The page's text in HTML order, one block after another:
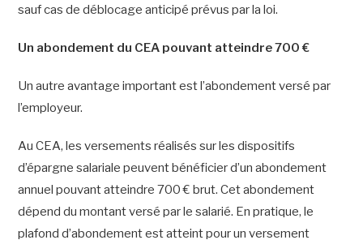
sauf cas de déblocage anticipé prévus par la loi.
Un abondement du CEA pouvant atteindre 700 €
Un autre avantage important est l’abondement versé par
l’employeur.
Au CEA, les versements réalisés sur les dispositifs
d’épargne salariale peuvent bénéficier d’un abondement
annuel pouvant atteindre 700 € brut. Cet abondement
dépend du montant versé par le salarié. En pratique, le
plafond d’abondement est atteint pour un versement